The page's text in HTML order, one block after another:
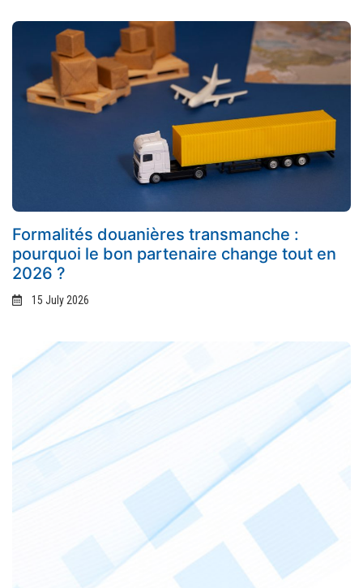
Formalités douanières transmanche :
pourquoi le bon partenaire change tout en
2026 ?
15 July 2026